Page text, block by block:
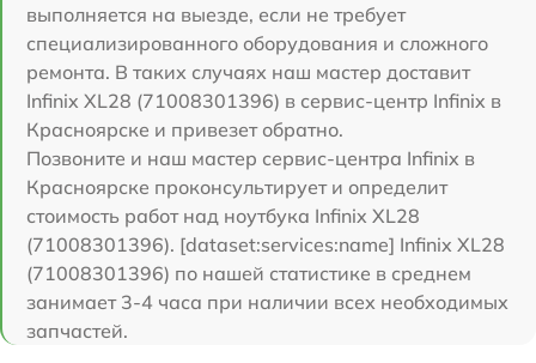
выполняется на выезде, если не требует
специализированного оборудования и сложного
ремонта. В таких случаях наш мастер доставит
Infinix XL28 (71008301396) в сервис-центр Infinix в
Красноярске и привезет обратно.
Позвоните и наш мастер сервис-центра Infinix в
Красноярске проконсультирует и определит
стоимость работ над ноутбука Infinix XL28
(71008301396). [dataset:services:name] Infinix XL28
(71008301396) по нашей статистике в среднем
занимает 3-4 часа при наличии всех необходимых
запчастей.